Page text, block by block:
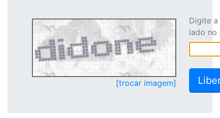
[trocar imagem]
Digite
lado no